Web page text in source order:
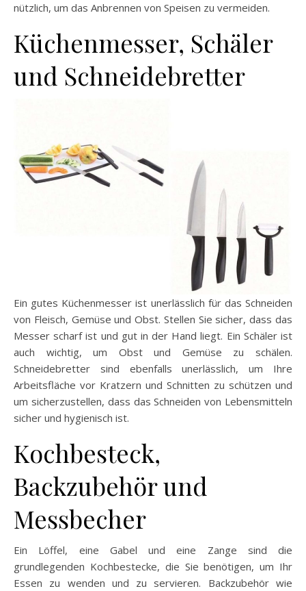
nützlich, um das Anbrennen von Speisen zu vermeiden.
Küchenmesser, Schäler
und Schneidebretter
Ein gutes Küchenmesser ist unerlässlich für das Schneiden
von Fleisch, Gemüse und Obst. Stellen Sie sicher, dass das
Messer scharf ist und gut in der Hand liegt. Ein Schäler ist
auch wichtig, um Obst und Gemüse zu schälen.
Schneidebretter sind ebenfalls unerlässlich, um Ihre
Arbeitsfläche vor Kratzern und Schnitten zu schützen und
um sicherzustellen, dass das Schneiden von Lebensmitteln
sicher und hygienisch ist.
Kochbesteck,
Backzubehör und
Messbecher
Ein Löffel, eine Gabel und eine Zange sind die
grundlegenden Kochbestecke, die Sie benötigen, um Ihr
Essen zu wenden und zu servieren. Backzubehör wie